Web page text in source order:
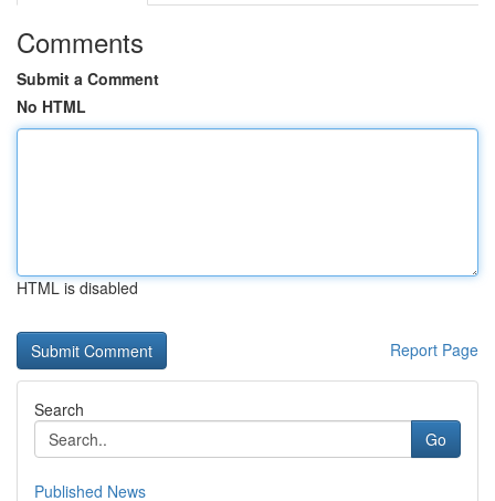
Comments
Submit a Comment
No HTML
HTML is disabled
Report Page
Search
Go
Published News